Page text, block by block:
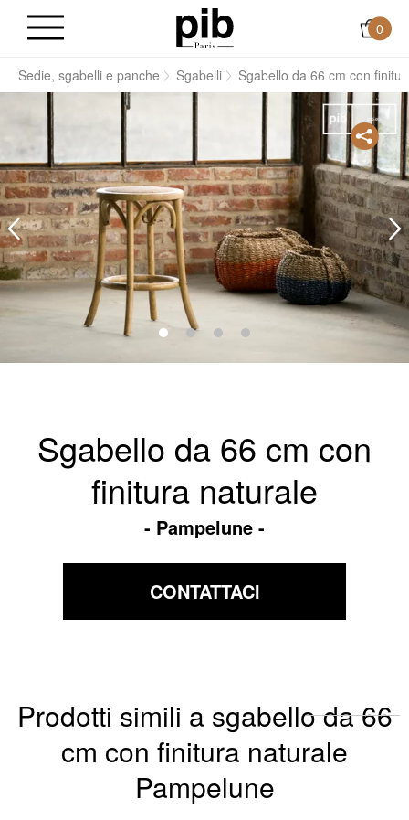
0
Sedie, sgabelli e panche Sgabelli Sgabello da 66 cm con
Sgabello da 66 cm con
finitura naturale
Pampelune
CONTATTACI
Prodotti simili a sgabello da 66
cm con finitura naturale
Pampelune